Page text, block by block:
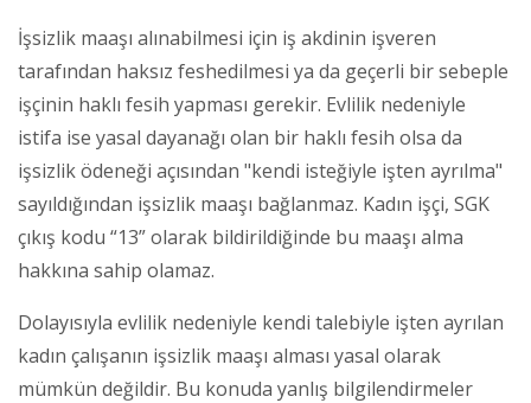
İşsizlik maaşı alınabilmesi için iş akdinin işveren
tarafından haksız feshedilmesi ya da geçerli bir sebeple
işçinin haklı fesih yapması gerekir. Evlilik nedeniyle
istifa ise yasal dayanağı olan bir haklı fesih olsa da
işsizlik ödeneği açısından "kendi isteğiyle işten ayrılma"
sayıldığından işsizlik maaşı bağlanmaz. Kadın işçi, SGK
çıkış kodu “13” olarak bildirildiğinde bu maaşı alma
hakkına sahip olamaz.
Dolayısıyla evlilik nedeniyle kendi talebiyle işten ayrılan
kadın çalışanın işsizlik maaşı alması yasal olarak
mümkün değildir. Bu konuda yanlış bilgilendirmeler